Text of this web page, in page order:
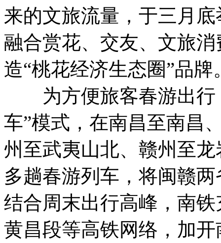
来的文旅流量，于三月
融合赏花、交友、文旅
造“桃花经济生态圈”品牌
为方便旅客春游出行
车”模式，在南昌至南昌
州至武夷山北、赣州至
多趟春游列车，将闽赣
结合周末出行高峰，南
黄昌段等高铁网络，加